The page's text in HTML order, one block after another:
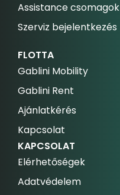
Assistance csomagok
Szerviz bejelentkezés
FLOTTA
Gablini Mobility
Gablini Rent
Ajánlatkérés
Kapcsolat
KAPCSOLAT
Elérhetőségek
Adatvédelem